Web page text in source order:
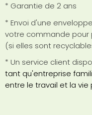
* Garantie de 2 ans
* Envoi d'une
votre commande pour
(si elles sont
* Un service client
tant qu'entreprise
entre le travail et la